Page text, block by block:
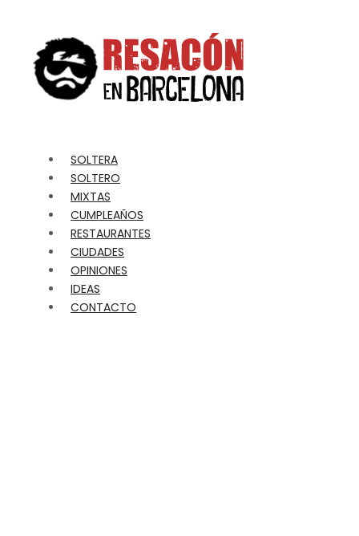
SOLTERA
SOLTERO
MIXTAS
CUMPLEAÑOS
RESTAURANTES
CIUDADES
OPINIONES
IDEAS
CONTACTO